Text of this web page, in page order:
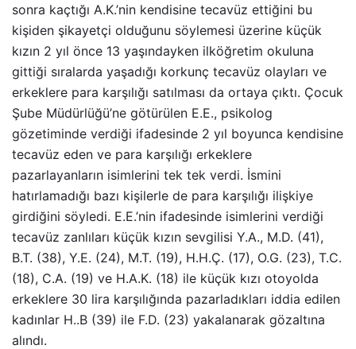
sonra kaçtığı A.K.’nin kendisine tecavüz ettiğini bu
kişiden şikayetçi olduğunu söylemesi üzerine küçük
kızın 2 yıl önce 13 yaşındayken ilköğretim okuluna
gittiği sıralarda yaşadığı korkunç tecavüz olayları ve
erkeklere para karşılığı satılması da ortaya çıktı. Çocuk
Şube Müdürlüğü’ne götürülen E.E., psikolog
gözetiminde verdiği ifadesinde 2 yıl boyunca kendisine
tecavüz eden ve para karşılığı erkeklere
pazarlayanların isimlerini tek tek verdi. İsmini
hatırlamadığı bazı kişilerle de para karşılığı ilişkiye
girdiğini söyledi. E.E.’nin ifadesinde isimlerini verdiği
tecavüz zanlıları küçük kızın sevgilisi Y.A., M.D. (41),
B.T. (38), Y.E. (24), M.T. (19), H.H.Ç. (17), O.G. (23), T.C.
(18), C.A. (19) ve H.A.K. (18) ile küçük kızı otoyolda
erkeklere 30 lira karşılığında pazarladıkları iddia edilen
kadınlar H..B (39) ile F.D. (23) yakalanarak gözaltına
alındı.